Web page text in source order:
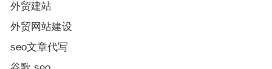
外贸建站
外贸网站建设
seo文章代写